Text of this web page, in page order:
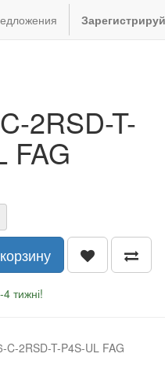
2RSD-T-
FAG
тижні!
2RSD-T-P4S-UL FAG